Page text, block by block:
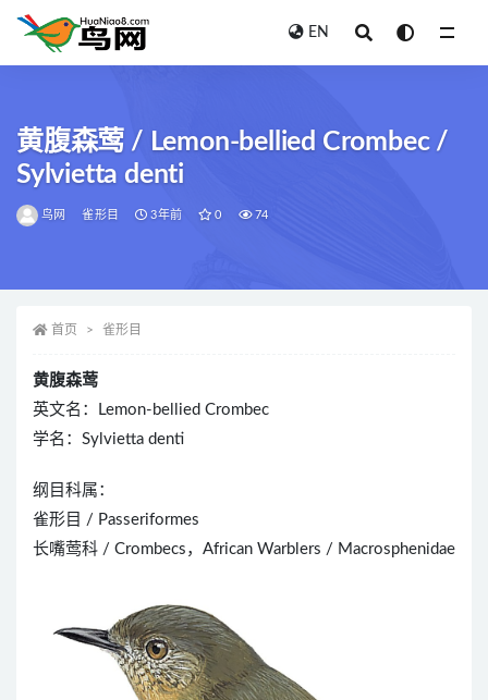
EN
黄腹森莺 / Lemon-bellied Crombec /
Sylvietta denti
鸟网 雀形目 3年前 0 74
首页 雀形目
黄腹森莺
英文名：Lemon-bellied Crombec
学名：Sylvietta denti
纲目科属：
雀形目 / Passeriformes
长嘴莺科 / Crombecs，African Warblers / Macrosphenidae